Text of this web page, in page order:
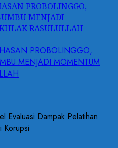
PROBOLINGGO,
MENJADI
RASULULLAH